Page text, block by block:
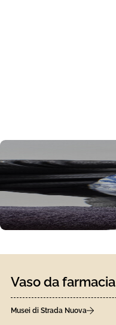
Vaso da farmacia
Musei di Strada Nuova